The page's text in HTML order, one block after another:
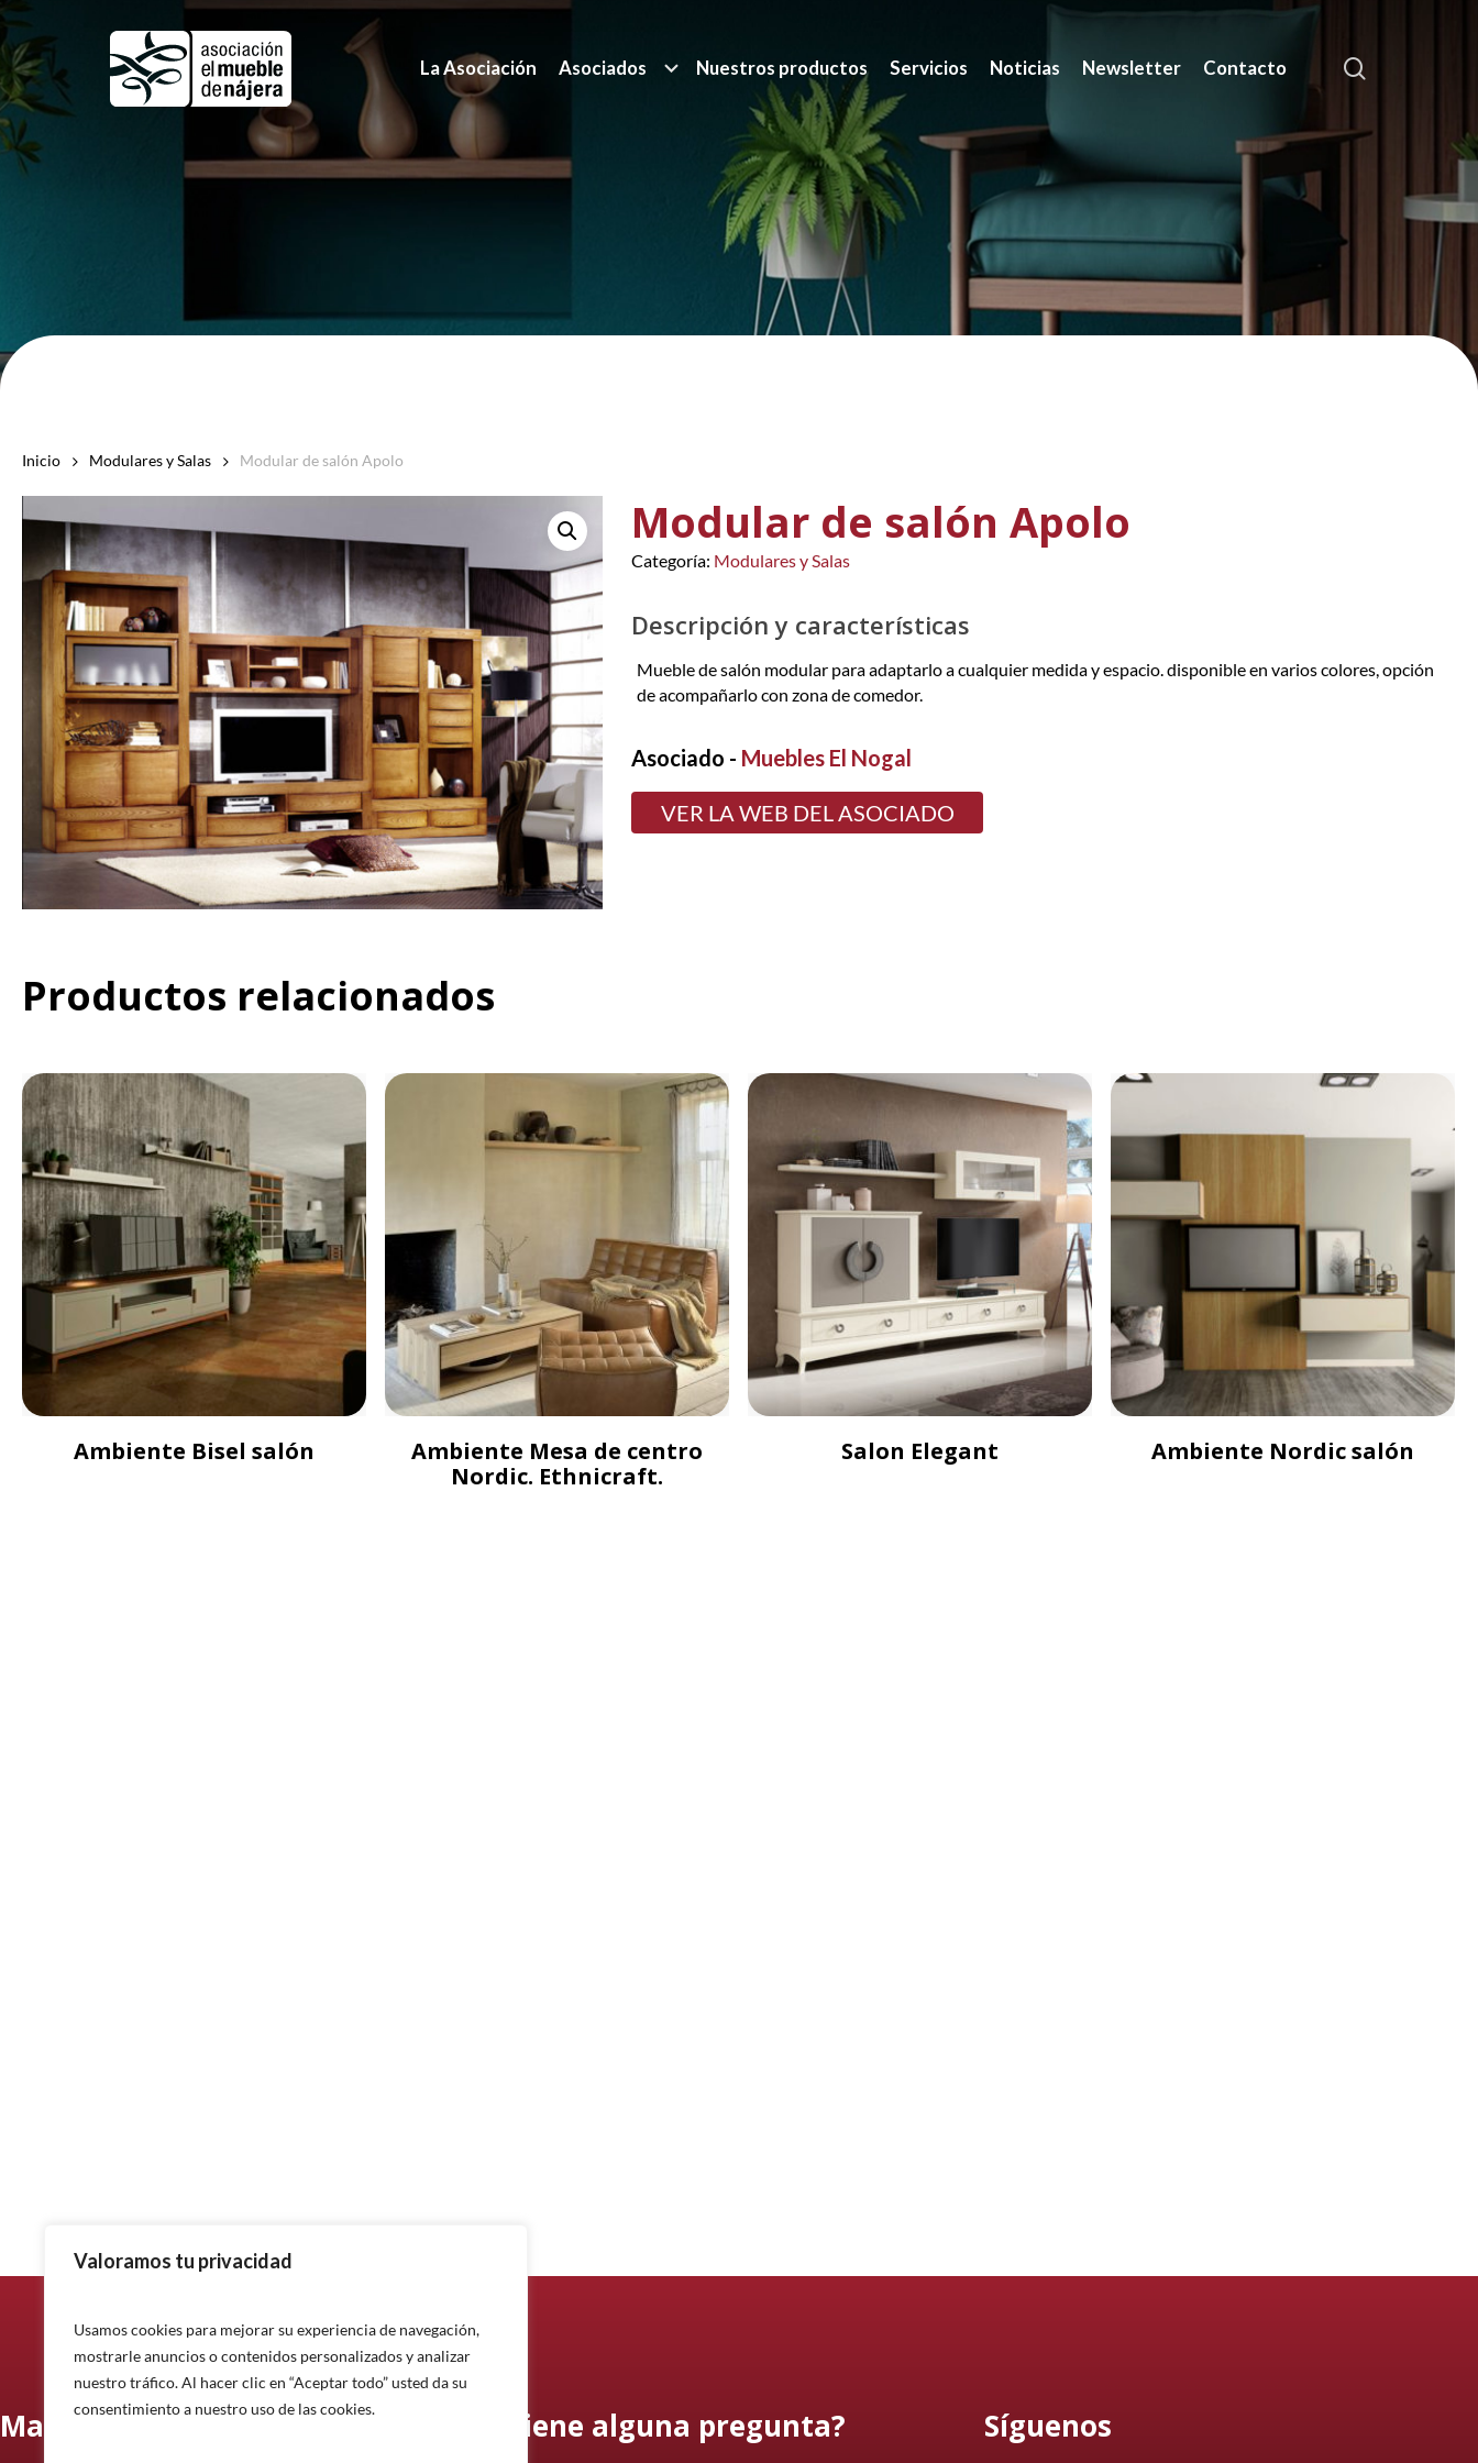
Valoramos tu privacidad
Usamos cookies para mejorar su experiencia de navegación,
mostrarle anuncios o contenidos personalizados y analizar
nuestro tráfico. Al hacer clic en “Aceptar todo” usted da su
consentimiento a nuestro uso de las cookies.
Skip
to
main
content
Hit enter to search or ESC to close
La Asociación Asociados Nuestros productos Servicios Noticias Newsletter Contacto
Inicio Modulares y Salas Modular de salón Apolo
Modular de salón Apolo
Categoría: Modulares y Salas
Descripción y características
Mueble de salón modular para adaptarlo a cualquier medida y espacio. disponible en varios colores, opción
de acompañarlo con zona de comedor.
Asociado - Muebles El Nogal
VER LA WEB DEL ASOCIADO
Productos relacionados
Ambiente Bisel salón
Ambiente Mesa de centro
Nordic. Ethnicraft.
Salon Elegant Ambiente Nordic salón
Manténgase informado ¿Tiene alguna pregunta? Síguenos